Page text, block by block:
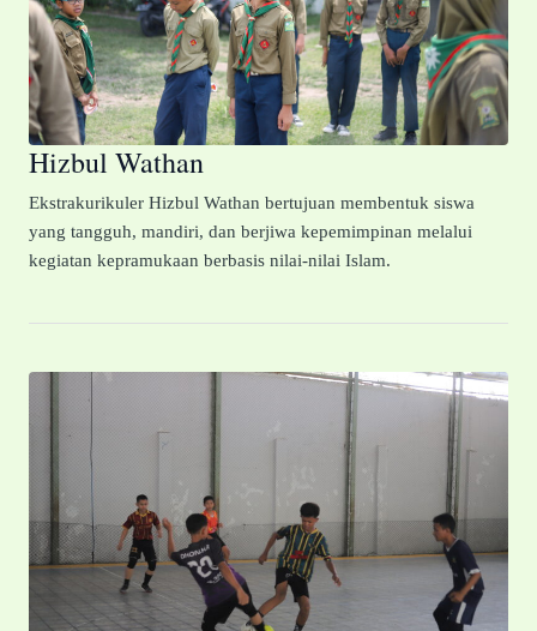
Hizbul Wathan
Ekstrakurikuler Hizbul Wathan bertujuan membentuk siswa
yang tangguh, mandiri, dan berjiwa kepemimpinan melalui
kegiatan kepramukaan berbasis nilai-nilai Islam.